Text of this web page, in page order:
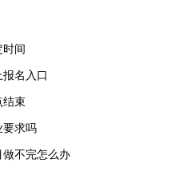
间
名入口
结束
求吗
不完怎么办